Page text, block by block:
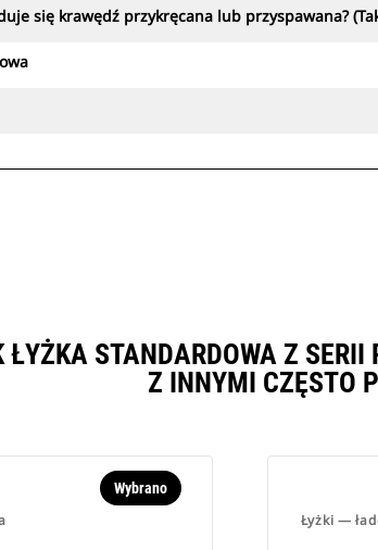
się krawędź przykręcana lub przyspawana?
STANDARDOWA Z SERII
Z INNYMI CZĘSTO
Wybrano
Łyżki —